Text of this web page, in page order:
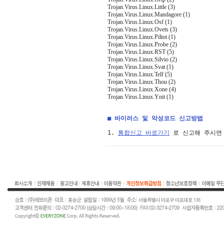
Trojan.Virus.Linux.Little (3)
Trojan.Virus.Linux.Mandagore (1)
Trojan.Virus.Linux.Osf (1)
Trojan.Virus.Linux.Ovets (3)
Trojan.Virus.Linux.Piltot (1)
Trojan.Virus.Linux.Probe (2)
Trojan.Virus.Linux.RST (5)
Trojan.Virus.Linux.Silvio (2)
Trojan.Virus.Linux.Svat (1)
Trojan.Virus.Linux.Telf (5)
Trojan.Virus.Linux.Thou (2)
Trojan.Virus.Linux.Xone (4)
Trojan.Virus.Linux.Ynit (1)
■ 바이러스 및 악성코드 신고방법
1. 통합신고 바로가기 로 신고해 주시